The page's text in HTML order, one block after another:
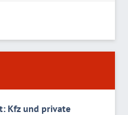
Kfz und private